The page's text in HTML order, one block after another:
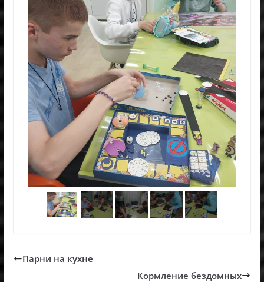
Парни на кухне
Кормление бездомных